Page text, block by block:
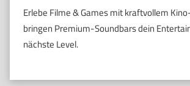
Erlebe Filme & Games mit kraftvollem
bringen Premium-Soundbars dein
nächste Level.